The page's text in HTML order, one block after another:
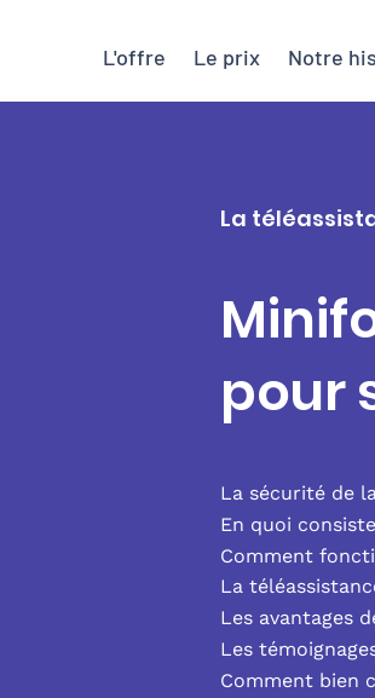
L'offre Le prix Notre
La
pour
La sécurité de
En quoi
Comment
La
Les avantages
Les
Comment bien